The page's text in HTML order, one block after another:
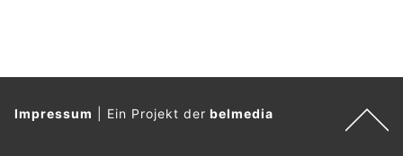
Impressum Ein Projekt derbelmedia